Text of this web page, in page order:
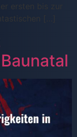
ersten bis zur
[…]